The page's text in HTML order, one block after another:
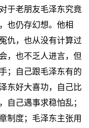
于老朋友毛泽东究竟
也仍存幻想。他相
仇，也从没有计算过
，也不乏人进言，但
；自己跟毛泽东有的
东好大喜功，自己比
自己遇事求稳怕乱；
制度；毛泽东主张用